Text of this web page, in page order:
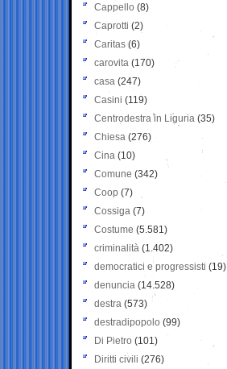
Cappello (8)
Caprotti (2)
Caritas (6)
carovita (170)
casa (247)
Casini (119)
Centrodestra in Liguria (35)
Chiesa (276)
Cina (10)
Comune (342)
Coop (7)
Cossiga (7)
Costume (5.581)
criminalità (1.402)
democratici e progressisti (19)
denuncia (14.528)
destra (573)
destradipopolo (99)
Di Pietro (101)
Diritti civili (276)